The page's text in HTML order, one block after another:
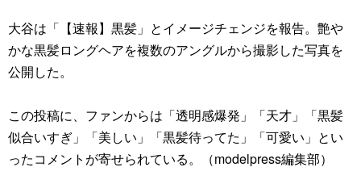
大谷は「【速報】黒髪」とイメージチェンジを報告。艶や
かな黒髪ロングヘアを複数のアングルから撮影した写真を
公開した。
この投稿に、ファンからは「透明感爆発」「天才」「黒髪
似合いすぎ」「美しい」「黒髪待ってた」「可愛い」とい
ったコメントが寄せられている。（modelpress編集部）